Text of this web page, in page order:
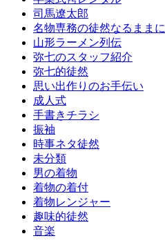
司馬遼太郎
名物専務の徒然なるままに
山形ラーメン列伝
弥七のスタッフ紹介
弥七的徒然
思い出作りのお手伝い
成人式
手書きチラシ
振袖
時事ネタ徒然
未分類
男の着物
着物の着付
着物レンジャー
趣味的徒然
音楽